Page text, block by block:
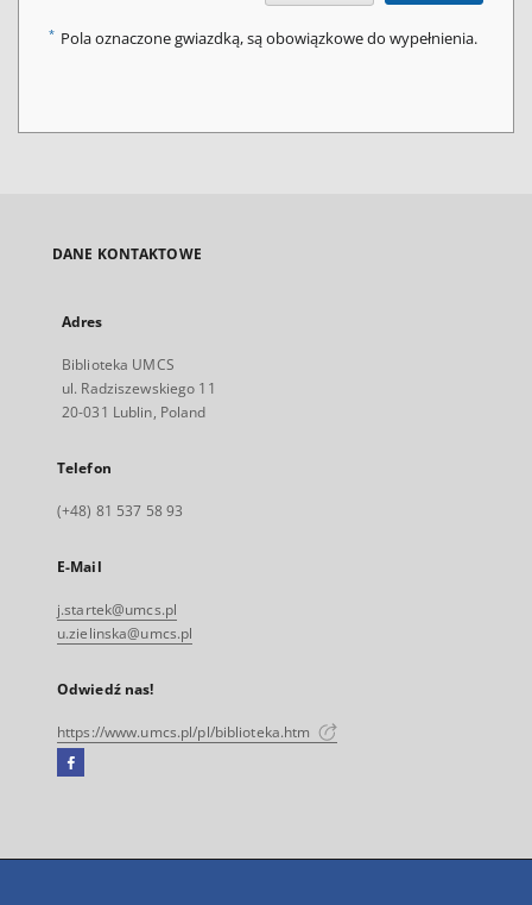
* Pola oznaczone gwiazdką, są obowiązkowe do wypełnienia.
DANE KONTAKTOWE
Adres
Biblioteka UMCS
ul. Radziszewskiego 11
20-031 Lublin, Poland
Telefon
(+48) 81 537 58 93
E-Mail
j.startek@umcs.pl
u.zielinska@umcs.pl
Odwiedź nas!
https://www.umcs.pl/pl/biblioteka.htm
Facebook
się